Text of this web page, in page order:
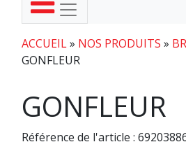
ACCUEIL» NOS PRODUITS »
GONFLEUR
GONFLEUR
Référence de l'article :